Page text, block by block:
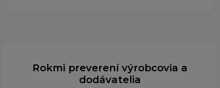
Rokmi preverení výrobcovia a
dodávatelia